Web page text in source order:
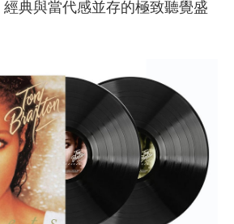
典與當代感並存的極致聽覺盛